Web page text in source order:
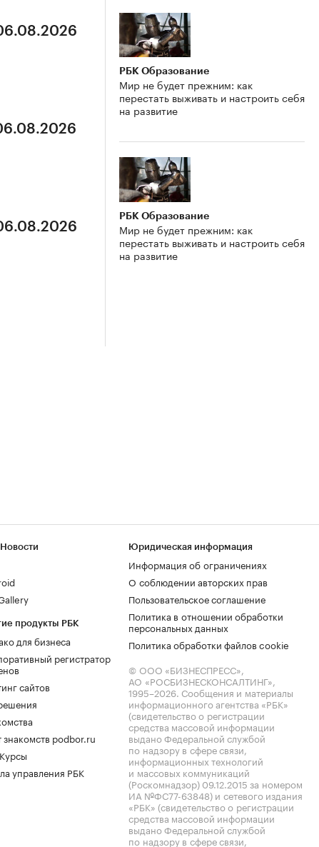
РБК Образование
Мир не будет прежним: как
перестать выживать и настроить себя
на развитие
РБК Образование
Мир не будет прежним: как
перестать выживать и настроить себя
на развитие
продукты РБК
для бизнеса
регистратор
сайтов
знакомств podbor.ru
управления РБК
Юридическая информация
Информация об ограничениях
О соблюдении авторских прав
Пользовательское соглашение
Политика в отношении обработки
персональных данных
Политика обработки файлов cookie
© ООО «БИЗНЕСПРЕСС»,
АО «РОСБИЗНЕСКОНСАЛТИНГ»,
1995–2026. Сообщения и материалы
информационного агентства «РБК»
(свидетельство о регистрации
средства массовой информации
выдано Федеральной службой
по надзору в сфере связи,
информационных технологий
и массовых коммуникаций
(Роскомнадзор) 09.12.2015 за номером
ИА №ФС77-63848) и сетевого издания
«РБК» (свидетельство о регистрации
средства массовой информации
выдано Федеральной службой
по надзору в сфере связи,